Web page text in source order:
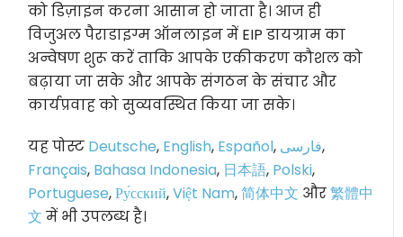
को डिज़ाइन करना आसान हो जाता है। आज ही
विजुअल पैराडाइग्म ऑनलाइन में EIP डायग्राम का
अन्वेषण शुरू करें ताकि आपके एकीकरण कौशल को
बढ़ाया जा सके और आपके संगठन के संचार और
कार्यप्रवाह को सुव्यवस्थित किया जा सके।
यह पोस्ट Deutsche, English, Español, فارسی,
Français, Bahasa Indonesia, 日本語, Polski,
Portuguese,Ру́сский,Việt Nam,简体中文 और繁體中
文 में भी उपलब्ध है।